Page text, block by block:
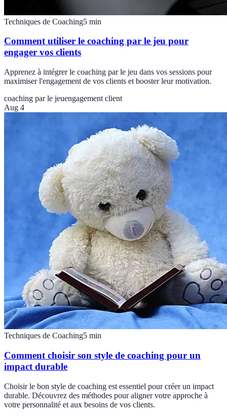
Techniques de Coaching5 min
Comment utiliser le coaching par le jeu pour
engager vos clients
Apprenez à intégrer le coaching par le jeu dans vos sessions pour
maximiser l'engagement de vos clients et booster leur motivation.
coaching par le jeuengagement client
Aug 4
Techniques de Coaching5 min
Comment choisir son style de coaching pour un
impact durable
Choisir le bon style de coaching est essentiel pour créer un impact
durable. Découvrez des méthodes pour aligner votre approche à
votre personnalité et aux besoins de vos clients.